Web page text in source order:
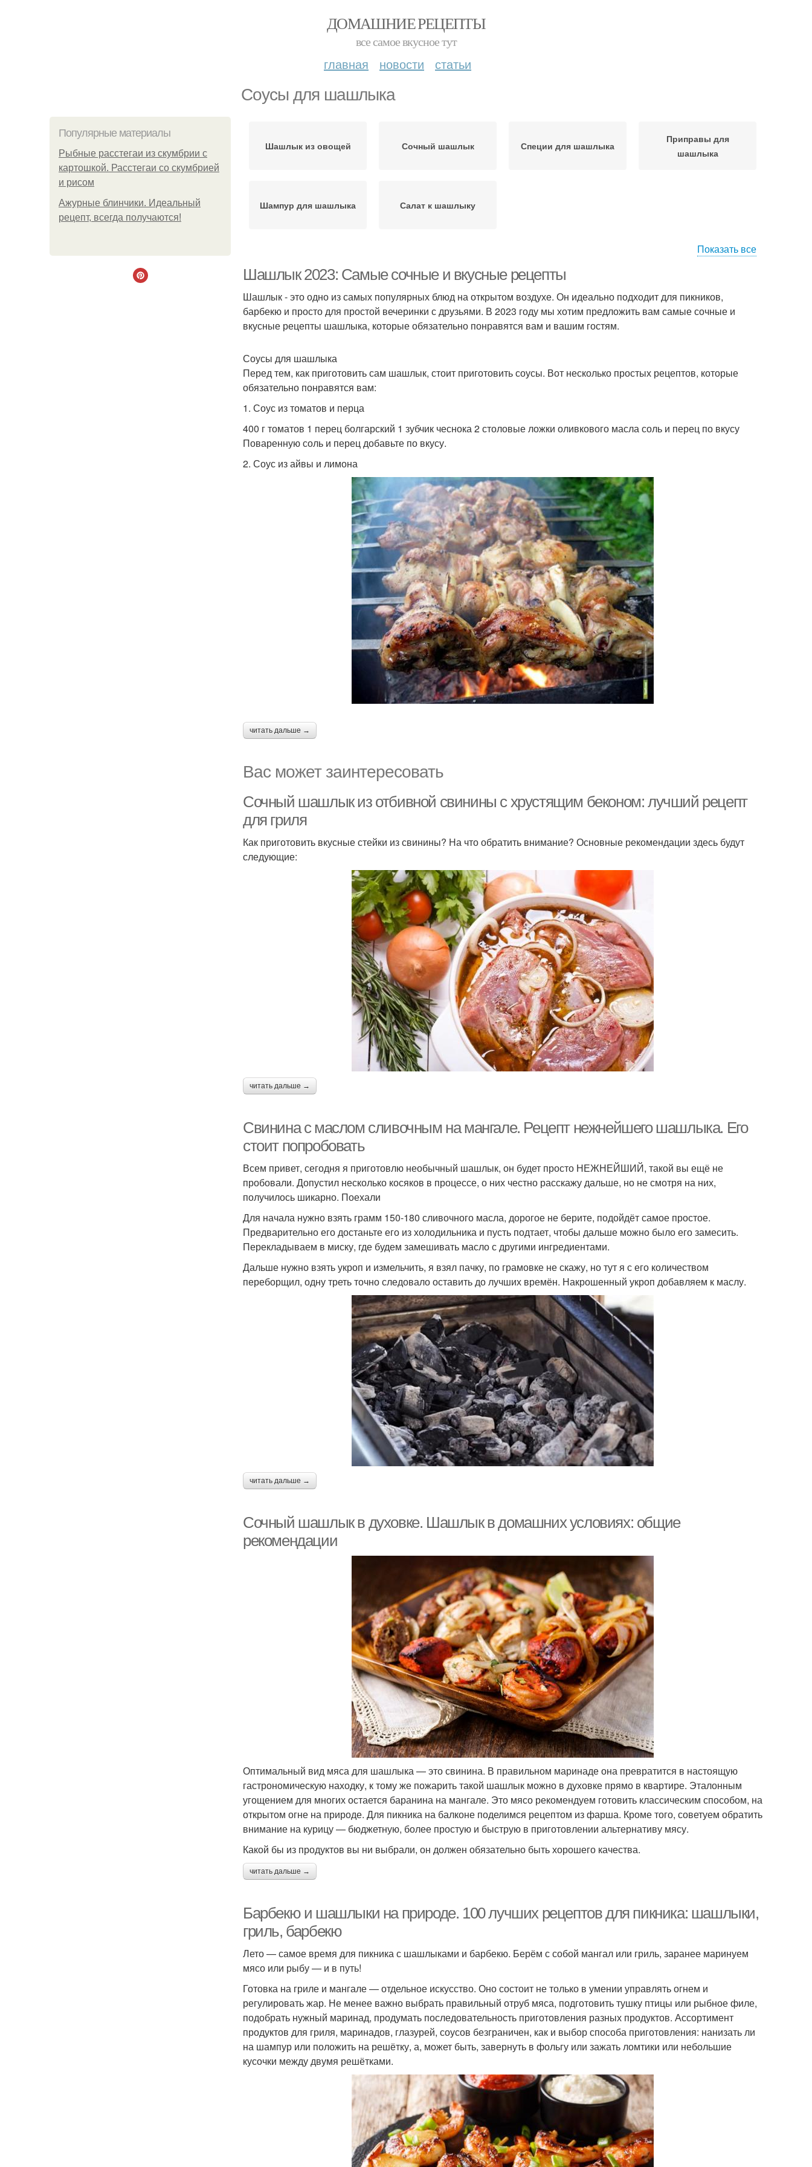
ДОМАШНИЕ РЕЦЕПТЫ
все самое вкусное тут
главная новости статьи
Соусы для шашлыка
Популярные материалы
Рыбные расстегаи из скумбрии с
картошкой. Расстегаи со скумбрией
и рисом
Ажурные блинчики. Идеальный
рецепт, всегда получаются!
Шашлык из овощей Сочный шашлык Специи для шашлыка
Приправы для
шашлыка
Шампур для шашлыка Салат к шашлыку
Показать все
Шашлык 2023: Самые сочные и вкусные рецепты
Шашлык - это одно из самых популярных блюд на открытом воздухе. Он идеально подходит для пикников,
барбекю и просто для простой вечеринки с друзьями. В 2023 году мы хотим предложить вам самые сочные и
вкусные рецепты шашлыка, которые обязательно понравятся вам и вашим гостям.
Соусы для шашлыка
Перед тем, как приготовить сам шашлык, стоит приготовить соусы. Вот несколько простых рецептов, которые
обязательно понравятся вам:
1. Соус из томатов и перца
400 г томатов 1 перец болгарский 1 зубчик чеснока 2 столовые ложки оливкового масла соль и перец по вкусу
Поваренную соль и перец добавьте по вкусу.
2. Соус из айвы и лимона
читать дальше →
Вас может заинтересовать
Сочный шашлык из отбивной свинины с хрустящим беконом: лучший рецепт
для гриля
Как приготовить вкусные стейки из свинины? На что обратить внимание? Основные рекомендации здесь будут
следующие:
читать дальше →
Свинина с маслом сливочным на мангале. Рецепт нежнейшего шашлыка. Его
стоит попробовать
Всем привет, сегодня я приготовлю необычный шашлык, он будет просто НЕЖНЕЙШИЙ, такой вы ещё не
пробовали. Допустил несколько косяков в процессе, о них честно расскажу дальше, но не смотря на них,
получилось шикарно. Поехали
Для начала нужно взять грамм 150-180 сливочного масла, дорогое не берите, подойдёт самое простое.
Предварительно его достаньте его из холодильника и пусть подтает, чтобы дальше можно было его замесить.
Перекладываем в миску, где будем замешивать масло с другими ингредиентами.
Дальше нужно взять укроп и измельчить, я взял пачку, по грамовке не скажу, но тут я с его количеством
переборщил, одну треть точно следовало оставить до лучших времён. Накрошенный укроп добавляем к маслу.
читать дальше →
Сочный шашлык в духовке. Шашлык в домашних условиях: общие
рекомендации
Оптимальный вид мяса для шашлыка — это свинина. В правильном маринаде она превратится в настоящую
гастрономическую находку, к тому же пожарить такой шашлык можно в духовке прямо в квартире. Эталонным
угощением для многих остается баранина на мангале. Это мясо рекомендуем готовить классическим способом, на
открытом огне на природе. Для пикника на балконе поделимся рецептом из фарша. Кроме того, советуем обратить
внимание на курицу — бюджетную, более простую и быструю в приготовлении альтернативу мясу.
Какой бы из продуктов вы ни выбрали, он должен обязательно быть хорошего качества.
читать дальше →
Барбекю и шашлыки на природе. 100 лучших рецептов для пикника: шашлыки,
гриль, барбекю
Лето — самое время для пикника с шашлыками и барбекю. Берём с собой мангал или гриль, заранее маринуем
мясо или рыбу — и в путь!
Готовка на гриле и мангале — отдельное искусство. Оно состоит не только в умении управлять огнем и
регулировать жар. Не менее важно выбрать правильный отруб мяса, подготовить тушку птицы или рыбное филе,
подобрать нужный маринад, продумать последовательность приготовления разных продуктов. Ассортимент
продуктов для гриля, маринадов, глазурей, соусов безграничен, как и выбор способа приготовления: нанизать ли
на шампур или положить на решётку, а, может быть, завернуть в фольгу или зажать ломтики или небольшие
кусочки между двумя решётками.